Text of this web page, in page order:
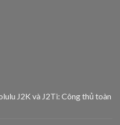
J2K và J2Ti: Công thủ toàn